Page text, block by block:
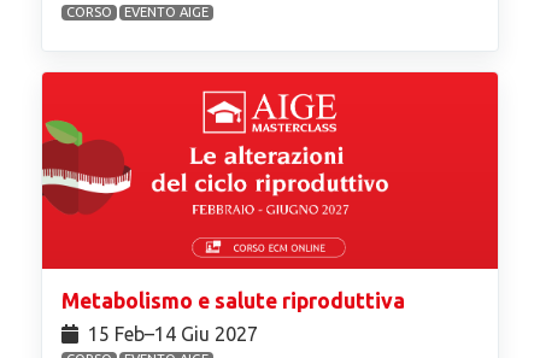
CORSO EVENTO AIGE
Metabolismo e salute riproduttiva
15 Feb⁠–14 Giu 2027